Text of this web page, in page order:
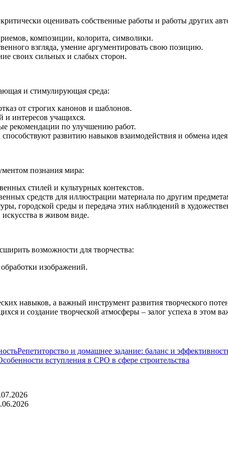
оценивать собственные работы и работы других
композиции, колорита, символики.
взгляда, умение аргументировать свою позицию.
своих сильных и слабых сторон.
и стимулирующая среда:
от строгих канонов и шаблонов.
интересов учащихся.
рекомендации по улучшению работ.
развитию навыков взаимодействия и обмена
познания мира:
стилей и культурных контекстов.
средств для иллюстрации материала по другим
городской среды и передача этих наблюдений в
в живом виде.
возможности для творчества:
изображений.
навыков, а важный инструмент развития творческого
и создание творческой атмосферы – залог успеха в этом
Репетиторство и домашнее задание: баланс и
вступления в СРО в сфере строительства